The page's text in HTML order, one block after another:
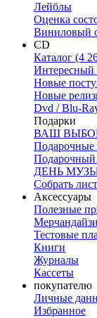
Лейблы
Оценка
Виниловый
CD
Каталог (4
Интересный
Новые
Новые
Dvd / Blu-
Подарки
ВАШ
Подарочные
Подарочный
ДЕНЬ
Собрать
Аксессуары
Полезные
Тестовые
Книги
Журналы
Кассеты
покупателю
Личные
Избранное